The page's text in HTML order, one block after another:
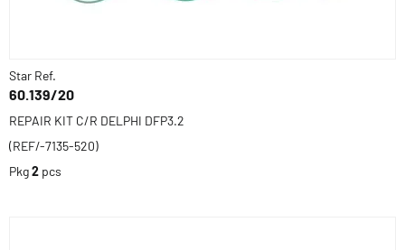
Star Ref.
60.139/20
REPAIR KIT C/R DELPHI DFP3.2
(REF/-7135-520)
Pkg2 pcs